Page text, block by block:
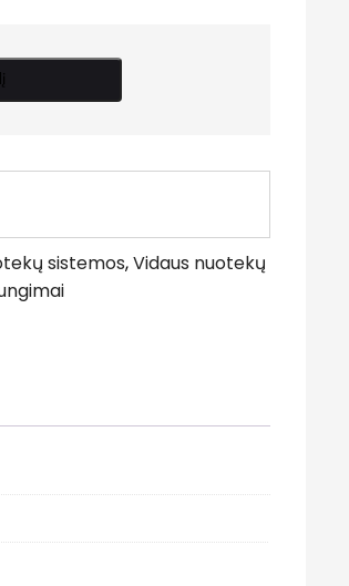
sistemos,Vidaus nuotekų